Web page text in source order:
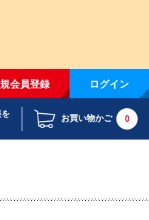
会員登録 ログイン
を
お買い物かご 0